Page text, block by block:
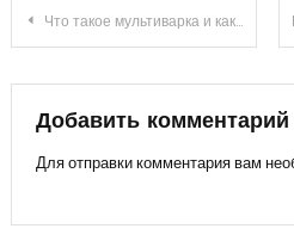
Навигация
записям
Что такое мультиварка и как ее выбирать?
Добавить комментарий
Для отправки комментария вам